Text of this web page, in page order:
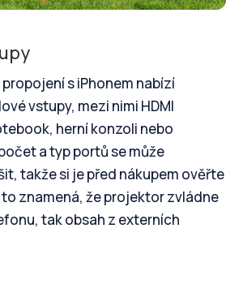
s iPhonem nabízí
vstupy, mezi nimi HDMI
herní konzoli nebo
a typ portů se může
takže si je před nákupem ověřte
znamená, že projektor zvládne
tak obsah z externích